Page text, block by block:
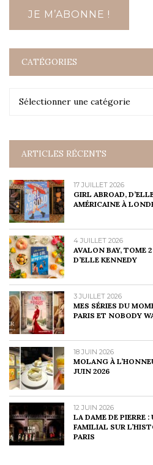
CATÉGORIES
Sélectionner une catégorie
Catégories
ARTICLES RÉCENTS
17 JUILLET 2026
GIRL ABROAD,
AMÉRICAINE À
4 JUILLET 2026
AVALON BAY, TOME
D’ELLE KENNEDY
3 JUILLET 2026
MES SÉRIES DU
PARIS ET NOBODY
18 JUIN 2026
MOLANG À
JUIN 2026
12 JUIN 2026
LA DAME DE PIERRE
FAMILIAL SUR
PARIS